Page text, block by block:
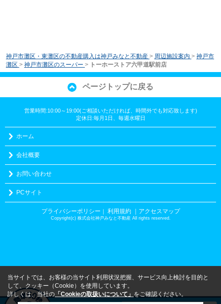
神戸市灘区・東灘区の不動産購入は神戸みなと不動産 > 周辺施設案内 > 神戸市
灘区 > 神戸市灘区のスーパー > トーホーストア六甲道駅前店
ページトップに戻る
営業時間:10:00～19:00(ご相談いただければ、時間外でも対応致します)
定休日:毎月1日、毎週水曜日
ホーム
会社概要
お問い合わせ
PCサイト
プライバシーポリシー ｜ 利用規約 ｜アクセスマップ
Copyright(c) 株式会社神戸みなと不動産 All rights reserved.
当サイトでは、お客様の当サイト利用状況把握、サービス向上検討を目的と
して、クッキー（Cookie）を使用しています。
詳しくは、当社の 「Cookieの取扱いについて」 をご確認ください。